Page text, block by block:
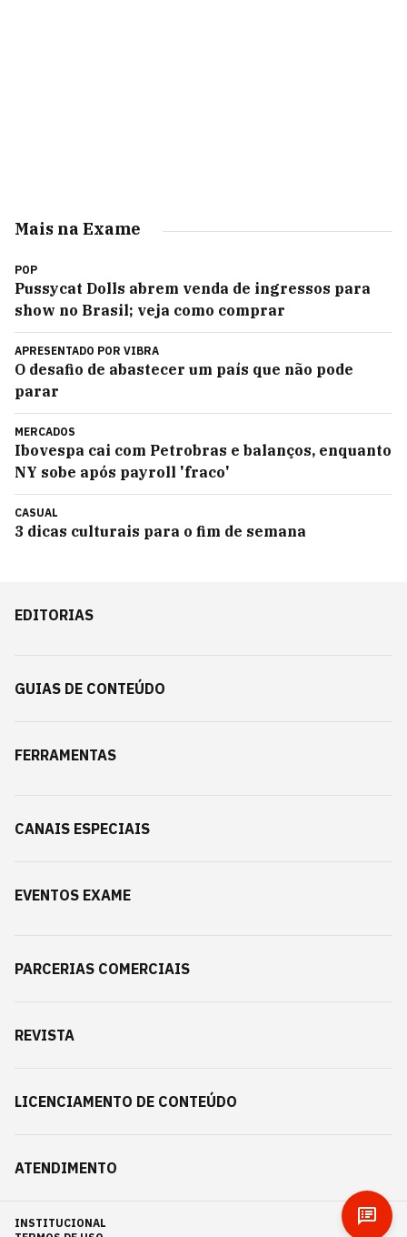
Mais na Exame
POP
Pussycat Dolls abrem venda de ingressos para
show no Brasil; veja como comprar
APRESENTADO POR VIBRA
O desafio de abastecer um país que não pode
parar
MERCADOS
Ibovespa cai com Petrobras e balanços, enquanto
NY sobe após payroll 'fraco'
CASUAL
3 dicas culturais para o fim de semana
EDITORIAS
GUIAS DE CONTEÚDO
FERRAMENTAS
CANAIS ESPECIAIS
EVENTOS EXAME
PARCERIAS COMERCIAIS
REVISTA
LICENCIAMENTO DE CONTEÚDO
ATENDIMENTO
INSTITUCIONAL